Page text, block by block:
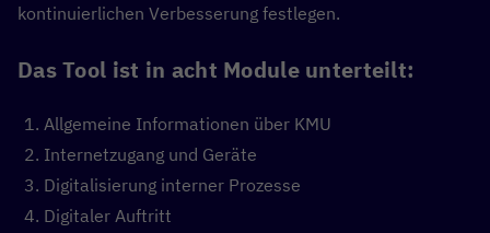
kontinuierlichen Verbesserung festlegen.
Das Tool ist in acht Module unterteilt:
Allgemeine Informationen über KMU
Internetzugang und Geräte
Digitalisierung interner Prozesse
Digitaler Auftritt